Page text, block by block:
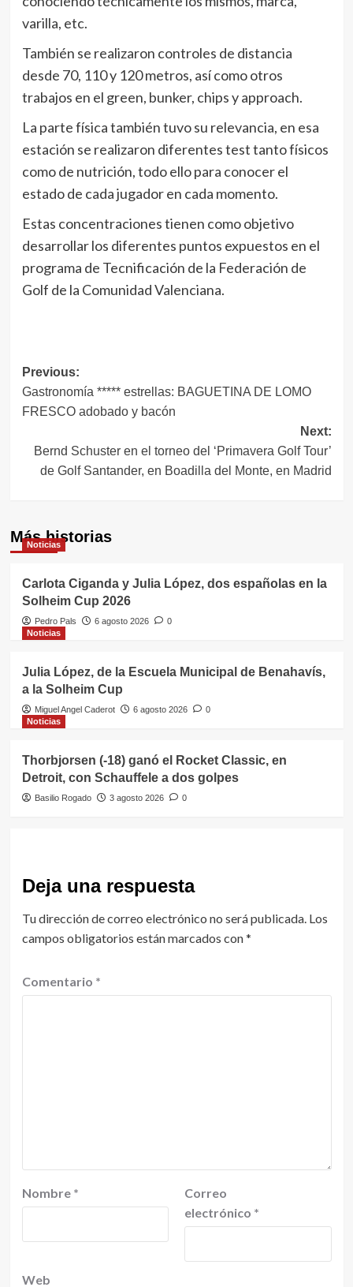
varilla, etc.
También se realizaron controles de distancia
desde 70, 110 y 120 metros, así como otros
trabajos en el green, bunker, chips y approach.
La parte física también tuvo su relevancia, en esa
estación se realizaron diferentes test tanto físicos
como de nutrición, todo ello para conocer el
estado de cada jugador en cada momento.
Estas concentraciones tienen como objetivo
desarrollar los diferentes puntos expuestos en el
programa de Tecnificación de la Federación de
Golf de la Comunidad Valenciana.
Navegación
de
Previous:
Gastronomía ***** estrellas: BAGUETINA DE LOMO
FRESCO adobado y bacón
Next:
Bernd Schuster en el torneo del ‘Primavera Golf Tour’
de Golf Santander, en Boadilla del Monte, en Madrid
Más historias
Noticias
Carlota Ciganda y Julia López, dos españolas en la
Solheim Cup 2026
Pedro Pals 6 agosto 2026
0
Noticias
Julia López, de la Escuela Municipal de Benahavís,
a la Solheim Cup
Miguel Angel Caderot 6 agosto 2026
0
Noticias
Thorbjorsen (-18) ganó el Rocket Classic, en
Detroit, con Schauffele a dos golpes
Basilio Rogado 3 agosto 2026 0
Deja una respuesta
Tu dirección de correo electrónico no será publicada. Los
campos obligatorios están marcados con*
Comentario *
Nombre *
Correo
electrónico *
Web